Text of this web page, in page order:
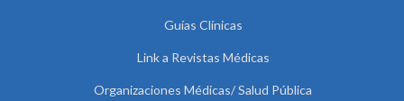
Guías Clínicas
Link a Revistas Médicas
Organizaciones Médicas/ Salud Pública